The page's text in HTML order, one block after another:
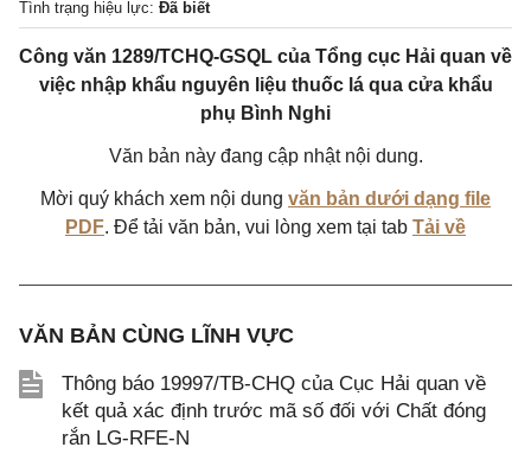
Tình trạng hiệu lực: Đã biết
Công văn 1289/TCHQ-GSQL của Tổng cục Hải quan về
việc nhập khẩu nguyên liệu thuốc lá qua cửa khẩu
phụ Bình Nghi
Văn bản này đang cập nhật nội dung.
Mời quý khách xem nội dung văn bản dưới dạng file
PDF. Để tải văn bản, vui lòng xem tại tab Tải về
VĂN BẢN CÙNG LĨNH VỰC
Thông báo 19997/TB-CHQ của Cục Hải quan về
kết quả xác định trước mã số đối với Chất đóng
rắn LG-RFE-N